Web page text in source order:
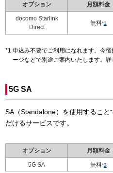
オプション 月額料金
docomo Starlink
Direct
無料*1
申込み不要でご利用になれます。今
ージなどで別途ご案内いたします。詳
5G SA
SA（Standalone）を使用すること
だけるサービスです。
オプション 月額料金
5G SA 無料*2